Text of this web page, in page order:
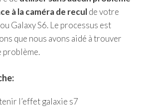
à la caméra de reculde votre
Galaxy S6. Le processus est
que nous avons aidé à trouver
problème.
l’effet galaxie s7